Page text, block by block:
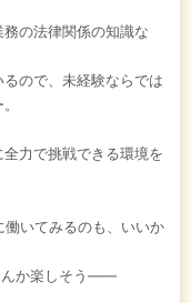
の法律関係の知識な
ので、未経験ならでは
力で挑戦できる環境を
働いてみるのも、いいか
んか楽しそう――